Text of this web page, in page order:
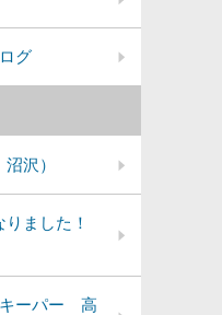
沢）
りました！
キーパー 高
グ